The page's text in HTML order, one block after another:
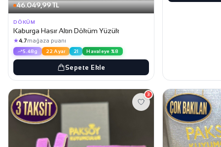
46.049,99 TL
DÖKÜM
Kaburga Hasır Altın Döküm Yüzük
★4.7mağaza puanı
5.48g 22 Ayar 21 Havaleye %8
Sepete Ekle
3